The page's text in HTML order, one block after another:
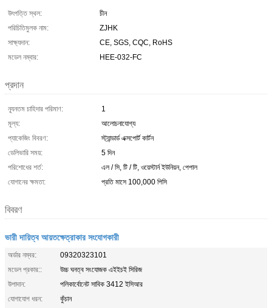
উৎপত্তি স্থল:
চীন
পরিচিতিমুলক নাম:
ZJHK
সাক্ষ্যদান:
CE, SGS, CQC, RoHS
মডেল নম্বার:
HEE-032-FC
প্রদান
ন্যূনতম চাহিদার পরিমাণ:
1
মূল্য:
আলোচনাযোগ্য
প্যাকেজিং বিবরণ:
স্ট্যান্ডার্ড এক্সপোর্ট কার্টন
ডেলিভারি সময়:
5 দিন
পরিশোধের শর্ত:
এল / সি, টি / টি, ওয়েস্টার্ন ইউনিয়ন, পেপাল
যোগানের ক্ষমতা:
প্রতি মাসে 100,000 পিসি
বিবরণ
ভারী দায়িত্ব আয়তক্ষেত্রাকার সংযোগকারী
অর্ডার নম্বর:
09320323101
মডেল প্রকার::
উচ্চ ঘনত্ব সংযোজক এইইচই সিরিজ
উপাদান:
পলিকার্বোনেট সাবিক 3412 ইসিআর
যোগাযোগ ধরন:
কুঁচান